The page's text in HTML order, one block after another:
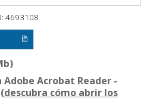
4693108
Acrobat Reader -
descubra cómo abrir los